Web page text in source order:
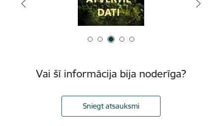
Vai šī informācija bija noderīga?
Sniegt atsauksmi